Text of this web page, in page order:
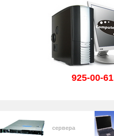
925-00-61
сервера